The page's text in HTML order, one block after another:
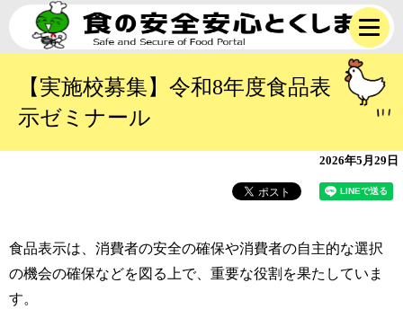
【実施校募集】令和8年度食品表
示ゼミナール
2026年5月29日
食品表示は、消費者の安全の確保や消費者の自主的な選択
の機会の確保などを図る上で、重要な役割を果たしていま
す。